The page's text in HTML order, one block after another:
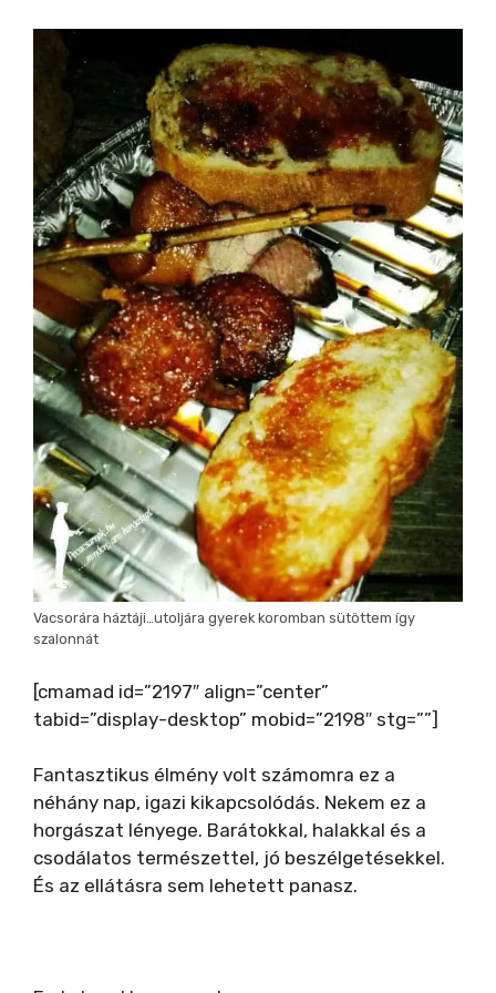
Vacsorára háztáji…utoljára gyerek koromban sütöttem így
szalonnát
[cmamad id=”2197″ align=”center”
tabid=”display-desktop” mobid=”2198″ stg=””]
Fantasztikus élmény volt számomra ez a
néhány nap, igazi kikapcsolódás. Nekem ez a
horgászat lényege. Barátokkal, halakkal és a
csodálatos természettel, jó beszélgetésekkel.
És az ellátásra sem lehetett panasz.